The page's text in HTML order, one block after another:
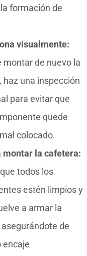
formación de
visualmente:
montar de nuevo la
haz una inspección
para evitar que
quede
colocado.
montar la cafetera:
todos los
estén limpios y
a armar la
de
encaje